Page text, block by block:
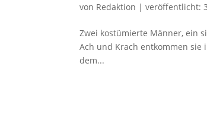
von Redaktion |veröffentlicht:
Zwei kostümierte Männer, ein
Ach und Krach entkommen sie
dem...